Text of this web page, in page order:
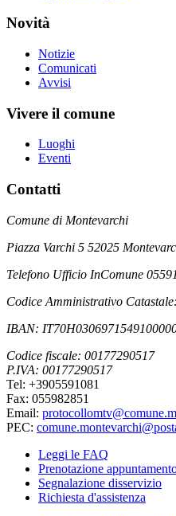
Novità
Notizie
Comunicati
Avvisi
Vivere il comune
Luoghi
Eventi
Contatti
Comune di Montevarchi
Piazza Varchi 5 52025
Telefono Ufficio InComune
Codice Amministrativo
IBAN:
Codice fiscale: 00177290517
P.IVA: 00177290517
Tel: +3905591081
Fax: 055982851
Email:
PEC:
Leggi le FAQ
Prenotazione
Segnalazione disservizio
Richiesta d'assistenza